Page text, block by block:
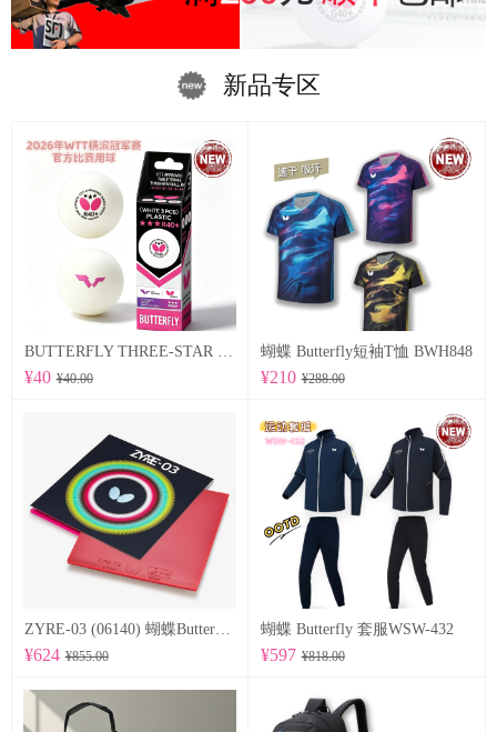
新品专区
¥40 ¥40.00
蝴蝶 Butterfly短袖T恤 BWH848
¥210 ¥288.00
ZYRE-03 (06140) 蝴蝶Butterfly 专业反胶套胶
¥624 ¥855.00
蝴蝶 Butterfly 套服WSW-432
¥597 ¥818.00